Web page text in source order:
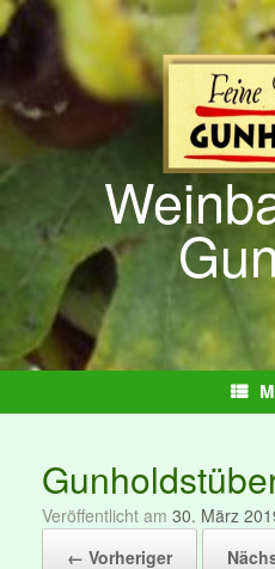
Zum
Inhalt
Veröffentlicht am 30. März
← Vorheriger